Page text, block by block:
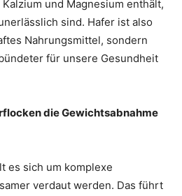
und Magnesium enthält,
sind. Hafer ist also
Nahrungsmittel, sondern
für unsere Gesundheit
die Gewichtsabnahme
es sich um komplexe
verdaut werden. Das führt